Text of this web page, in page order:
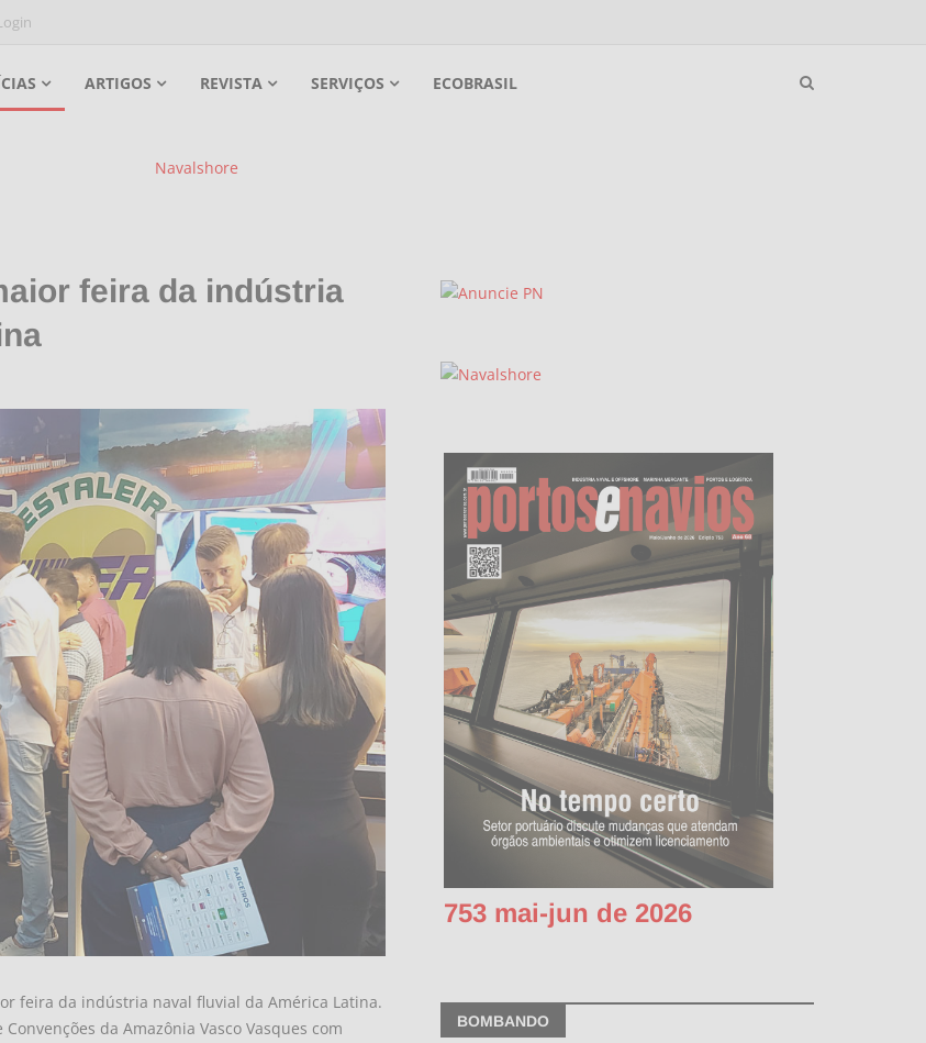
ARTIGOS REVISTA SERVIÇOS ECOBRASIL
feira da indústria
feira da indústria naval fluvial da América Latina.
da Amazônia Vasco Vasques com
753 mai-jun de 2026
BOMBANDO